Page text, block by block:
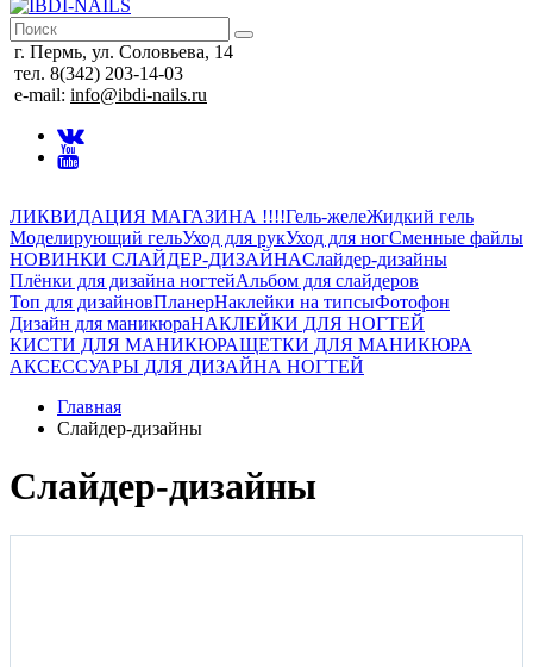
г. Пермь, ул. Соловьева, 14
тел. 8(342) 203-14-03
e-mail: info@ibdi-nails.ru
ЛИКВИДАЦИЯ МАГАЗИНА !!!!Гель-желеЖидкий гель
Моделирующий гельУход для рукУход для ногСменные файлы
НОВИНКИ СЛАЙДЕР-ДИЗАЙНАСлайдер-дизайны
Плёнки для дизайна ногтейАльбом для слайдеров
Топ для дизайновПланерНаклейки на типсыФотофон
Дизайн для маникюраНАКЛЕЙКИ ДЛЯ НОГТЕЙ
КИСТИ ДЛЯ МАНИКЮРАЩЕТКИ ДЛЯ МАНИКЮРА
АКСЕССУАРЫ ДЛЯ ДИЗАЙНА НОГТЕЙ
Главная
Слайдер-дизайны
Слайдер-дизайны